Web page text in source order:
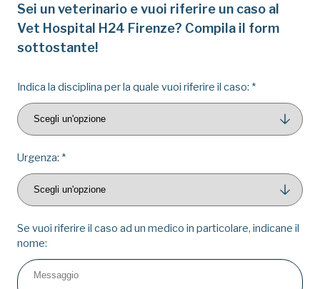
Sei un veterinario e vuoi riferire un caso al
Vet Hospital H24 Firenze? Compila il form
sottostante!
Indica la disciplina per la quale vuoi riferire il caso: *
Urgenza: *
Se vuoi riferire il caso ad un medico in particolare, indicane il
nome: